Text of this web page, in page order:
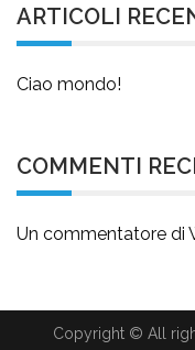
ARTICOLI
Ciao mondo!
COMMENTI
Un commentatore di
Copyright © All